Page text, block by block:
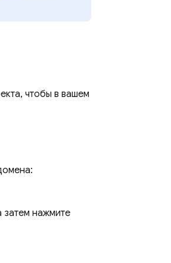
чтобы в вашем
затем нажмите